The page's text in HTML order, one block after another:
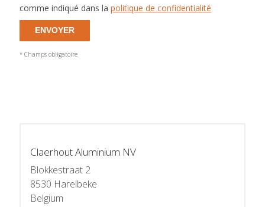
comme indiqué dans lapolitique de confidentialité
ENVOYER
* Champs obligatoire
Claerhout Aluminium NV
Blokkestraat 2
8530 Harelbeke
Belgium